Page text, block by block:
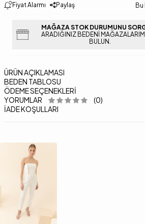
Fiyat Alarmı Paylaş
MAĞAZA STOK DURUMUNU
ARADIĞINIZ BEDENI
BULUN.
ÜRÜN AÇIKLAMASI
BEDEN TABLOSU
ÖDEME SEÇENEKLERI
YORUMLAR
(0)
İADE KOŞULLARI